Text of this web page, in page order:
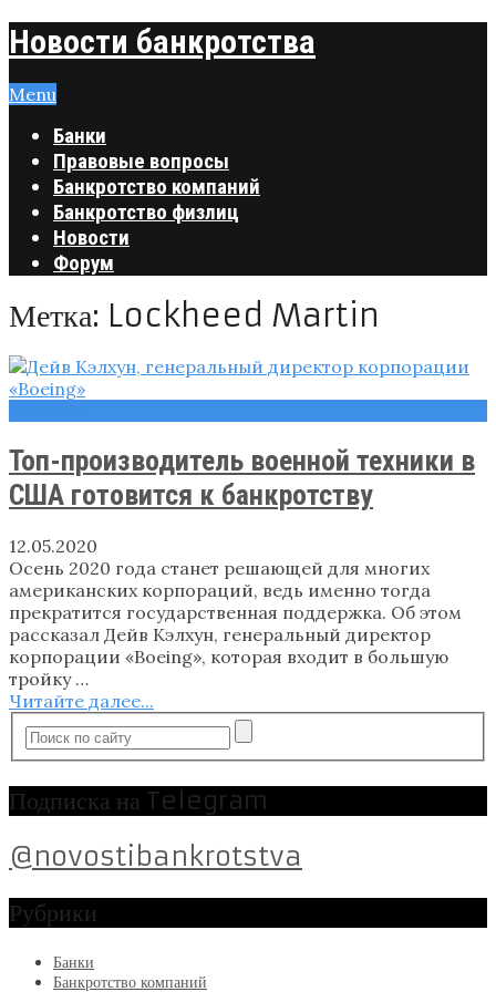
Новости банкротства
Menu
Банки
Правовые вопросы
Банкротство компаний
Банкротство физлиц
Новости
Форум
Метка: Lockheed Martin
Топ-производитель военной техники в
США готовится к банкротству
12.05.2020
Осень 2020 года станет решающей для многих
американских корпораций, ведь именно тогда
прекратится государственная поддержка. Об этом
рассказал Дейв Кэлхун, генеральный директор
корпорации «Boeing», которая входит в большую
тройку …
Читайте далее...
Подписка на Telegram
@novostibankrotstva
Рубрики
Банки
Банкротство компаний